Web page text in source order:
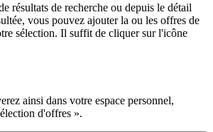
résultats de recherche ou depuis le détail
vous pouvez ajouter la ou les offres de
sélection. Il suffit de cliquer sur l'icône
ainsi dans votre espace personnel,
d'offres ».